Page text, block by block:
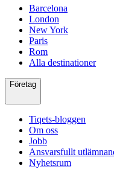
Barcelona
London
New York
Paris
Rom
Alla destinationer
Företag
Tiqets-bloggen
Om oss
Jobb
Ansvarsfullt
Nyhetsrum